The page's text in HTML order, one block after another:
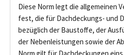
Diese Norm legt die allgemeinen
fest, die für Dachdeckungs- und
bezüglich der Baustoffe, der
der Nebenleistungen sowie der